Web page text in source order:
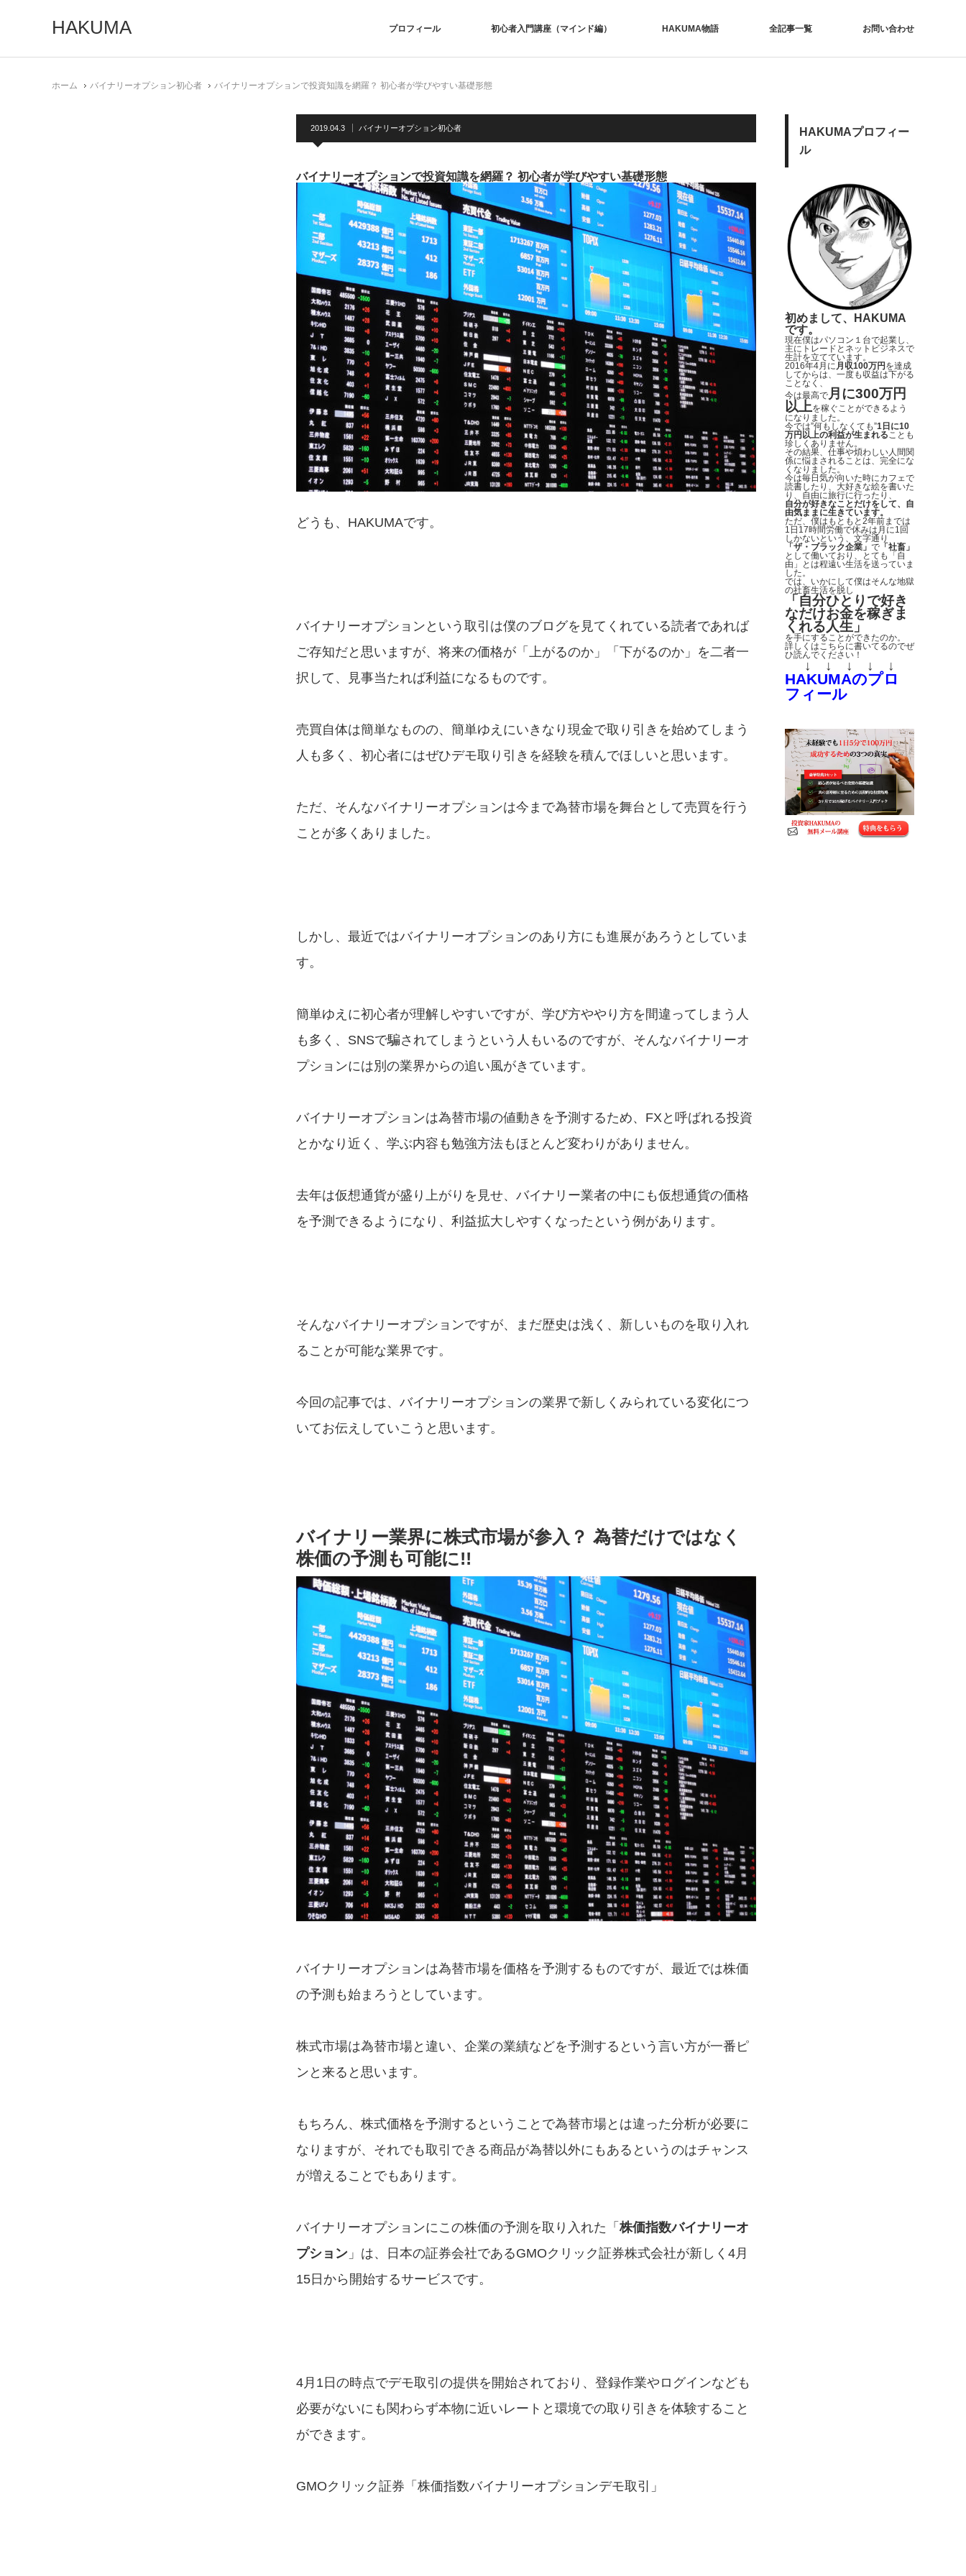
HAKUMA プロフィール 初心者入門講座（マインド編） HAKUMA物語 全記事一覧 お問い合わせ
ホーム バイナリーオプション初心者 バイナリーオプションで投資知識を網羅？ 初心者が学びやすい基礎形態
2019.04.3 バイナリーオプション初心者
バイナリーオプションで投資知識を網羅？ 初心者が学びやすい基礎形態
どうも、HAKUMAです。
バイナリーオプションという取引は僕のブログを見てくれている読者であれば
ご存知だと思いますが、将来の価格が「上がるのか」「下がるのか」を二者一
択して、見事当たれば利益になるものです。
売買自体は簡単なものの、簡単ゆえにいきなり現金で取り引きを始めてしまう
人も多く、初心者にはぜひデモ取り引きを経験を積んでほしいと思います。
ただ、そんなバイナリーオプションは今まで為替市場を舞台として売買を行う
ことが多くありました。
しかし、最近ではバイナリーオプションのあり方にも進展があろうとしていま
す。
簡単ゆえに初心者が理解しやすいですが、学び方ややり方を間違ってしまう人
も多く、SNSで騙されてしまうという人もいるのですが、そんなバイナリーオ
プションには別の業界からの追い風がきています。
バイナリーオプションは為替市場の値動きを予測するため、FXと呼ばれる投資
とかなり近く、学ぶ内容も勉強方法もほとんど変わりがありません。
去年は仮想通貨が盛り上がりを見せ、バイナリー業者の中にも仮想通貨の価格
を予測できるようになり、利益拡大しやすくなったという例があります。
そんなバイナリーオプションですが、まだ歴史は浅く、新しいものを取り入れ
ることが可能な業界です。
今回の記事では、バイナリーオプションの業界で新しくみられている変化につ
いてお伝えしていこうと思います。
バイナリー業界に株式市場が参入？ 為替だけではなく
株価の予測も可能に!!
バイナリーオプションは為替市場を価格を予測するものですが、最近では株価
の予測も始まろうとしています。
株式市場は為替市場と違い、企業の業績などを予測するという言い方が一番ピ
ンと来ると思います。
もちろん、株式価格を予測するということで為替市場とは違った分析が必要に
なりますが、それでも取引できる商品が為替以外にもあるというのはチャンス
が増えることでもあります。
バイナリーオプションにこの株価の予測を取り入れた「株価指数バイナリーオ
プション 」は、日本の証券会社であるGMOクリック証券株式会社が新しく4月
15日から開始するサービスです。
4月1日の時点でデモ取引の提供を開始されており、登録作業やログインなども
必要がないにも関わらず本物に近いレートと環境での取り引きを体験すること
ができます。
GMOクリック証券「 株価指数バイナリーオプションデモ取引 」
HAKUMAプロフィー
ル
初めまして、HAKUMA
です。
現在僕はパソコン１台で起業し、
主にトレードとネットビジネスで
生計を立てています。
2016年4月に月収100万円 を達成
してからは、一度も収益は下がる
ことなく、
今は最高で月に300万円
以上を稼ぐことができるよう
になりました。
今では”何もしなくても”1日に10
万円以上の利益が生まれることも
珍しくありません。
その結果、仕事や煩わしい人間関
係に悩まされることは、完全にな
くなりました。
今は毎日気が向いた時にカフェで
読書したり、大好きな絵を書いた
り、自由に旅行に行ったり、
自分が好きなことだけをして、自
由気ままに生きています。
ただ、僕はもともと2年前までは
1日17時間労働で休みは月に1回
しかないという、文字通り
「ザ・ブラック企業」 で 「社畜」
として働いており、とても「自
由」とは程遠い生活を送っていま
した。
では、いかにして僕はそんな地獄
の社畜生活を脱し
「自分ひとりで好き
なだけお金を稼ぎま
くれる人生」
を手にすることができたのか。
詳しくはこちらに書いてるのでぜ
ひ読んでください！
↓ ↓ ↓ ↓ ↓
HAKUMAのプロ
フィール